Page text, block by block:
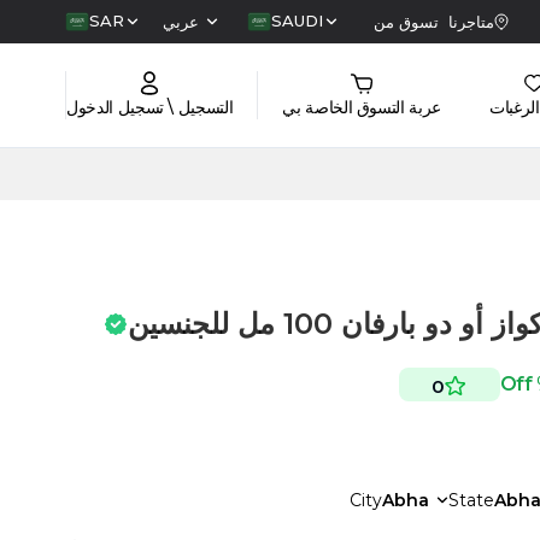
متاجرنا تسوق من SAUDI عربي SAR
عربة التسوق الخاصة بي التسجيل \ تسجيل الدخول
100 مل للجنسين
0
StateAbha
CityAbha